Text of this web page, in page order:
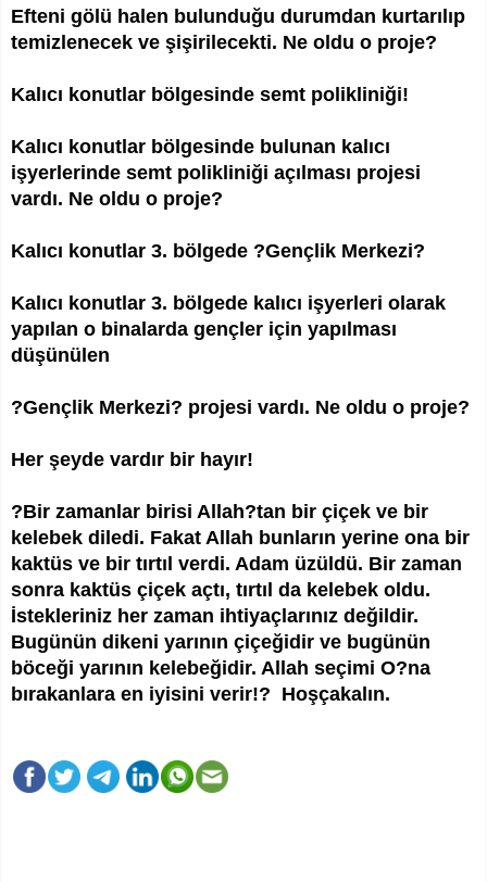
Efteni gölü halen bulunduğu durumdan kurtarılıp
temizlenecek ve şişirilecekti. Ne oldu o proje?
Kalıcı konutlar bölgesinde semt polikliniği!
Kalıcı konutlar bölgesinde bulunan kalıcı
işyerlerinde semt polikliniği açılması projesi
vardı. Ne oldu o proje?
Kalıcı konutlar 3. bölgede ?Gençlik Merkezi?
Kalıcı konutlar 3. bölgede kalıcı işyerleri olarak
yapılan o binalarda gençler için yapılması
düşünülen
?Gençlik Merkezi? projesi vardı. Ne oldu o proje?
Her şeyde vardır bir hayır!
?Bir zamanlar birisi Allah?tan bir çiçek ve bir
kelebek diledi. Fakat Allah bunların yerine ona bir
kaktüs ve bir tırtıl verdi. Adam üzüldü. Bir zaman
sonra kaktüs çiçek açtı, tırtıl da kelebek oldu.
İstekleriniz her zaman ihtiyaçlarınız değildir.
Bugünün dikeni yarının çiçeğidir ve bugünün
böceği yarının kelebeğidir. Allah seçimi O?na
bırakanlara en iyisini verir!? Hoşçakalın.